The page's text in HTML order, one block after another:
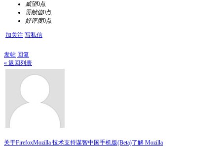
威望0点
贡献值0点
好评度0点
加关注 写私信
发帖 回复
« 返回列表
关于FirefoxMozilla 技术支持谋智中国手机版(Beta)了解 Mozilla